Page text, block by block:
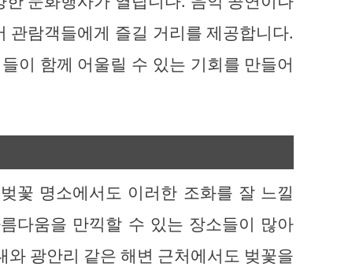
관람객들에게 즐길 거리를 제공합니다.
이 함께 어울릴 수 있는 기회를 만들어
꽃 명소에서도 이러한 조화를 잘 느낄
다움을 만끽할 수 있는 장소들이 많아
광안리 같은 해변 근처에서도 벚꽃을